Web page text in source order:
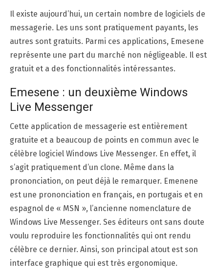
Il existe aujourd’hui, un certain nombre de logiciels de
messagerie. Les uns sont pratiquement payants, les
autres sont gratuits. Parmi ces applications, Emesene
représente une part du marché non négligeable. Il est
gratuit et a des fonctionnalités intéressantes.
Emesene : un deuxième Windows
Live Messenger
Cette application de messagerie est entièrement
gratuite et a beaucoup de points en commun avec le
célèbre logiciel Windows Live Messenger. En effet, il
s’agit pratiquement d’un clone. Même dans la
prononciation, on peut déjà le remarquer. Emenene
est une prononciation en français, en portugais et en
espagnol de « MSN », l’ancienne nomenclature de
Windows Live Messenger. Ses éditeurs ont sans doute
voulu reproduire les fonctionnalités qui ont rendu
célèbre ce dernier. Ainsi, son principal atout est son
interface graphique qui est très ergonomique.